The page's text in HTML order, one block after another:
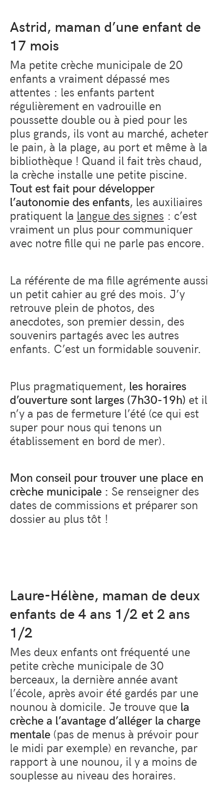
Astrid, maman d’une enfant de
17 mois
Ma petite crèche municipale de 20
enfants a vraiment dépassé mes
attentes : les enfants partent
régulièrement en vadrouille en
poussette double ou à pied pour les
plus grands, ils vont au marché, acheter
le pain, à la plage, au port et même à la
bibliothèque ! Quand il fait très chaud,
la crèche installe une petite piscine.
Tout est fait pour développer
l’autonomie des enfants, les auxiliaires
pratiquent la langue des signes : c’est
vraiment un plus pour communiquer
avec notre fille qui ne parle pas encore.
La référente de ma fille agrémente aussi
un petit cahier au gré des mois. J’y
retrouve plein de photos, des
anecdotes, son premier dessin, des
souvenirs partagés avec les autres
enfants. C’est un formidable souvenir.
Plus pragmatiquement, les horaires
d’ouverture sont larges (7h30-19h) et il
n’y a pas de fermeture l’été (ce qui est
super pour nous qui tenons un
établissement en bord de mer).
Mon conseil pour trouver une place en
crèche municipale : Se renseigner des
dates de commissions et préparer son
dossier au plus tôt !
Laure-Hélène, maman de deux
enfants de 4 ans 1/2 et 2 ans
1/2
Mes deux enfants ont fréquenté une
petite crèche municipale de 30
berceaux, la dernière année avant
l’école, après avoir été gardés par une
nounou à domicile. Je trouve que la
crèche a l’avantage d’alléger la charge
mentale (pas de menus à prévoir pour
le midi par exemple) en revanche, par
rapport à une nounou, il y a moins de
souplesse au niveau des horaires.